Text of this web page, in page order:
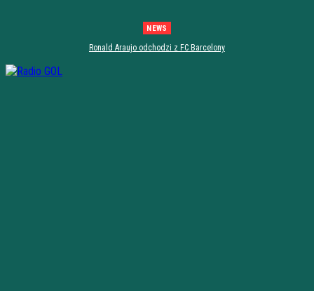
NEWS
Ronald Araujo odchodzi z FC Barcelony